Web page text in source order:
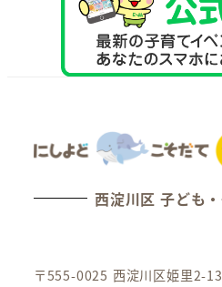
西淀川区 子ども
〒555-0025 西淀川区姫里2-